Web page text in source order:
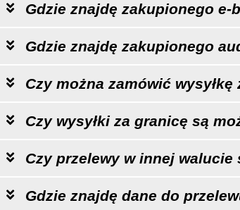
Gdzie znajdę zakupionego e-
Gdzie znajdę zakupionego
Czy można zamówić
Czy wysyłki za granicę są
Czy przelewy w innej walucie
Gdzie znajdę dane do